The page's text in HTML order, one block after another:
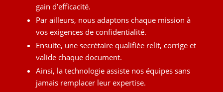
gain d’efficacité.
Par ailleurs, nous adaptons chaque mission à
vos exigences de confidentialité.
Ensuite, une secrétaire qualifiée relit, corrige et
valide chaque document.
Ainsi, la technologie assiste nos équipes sans
jamais remplacer leur expertise.